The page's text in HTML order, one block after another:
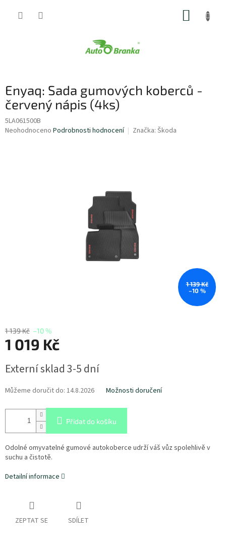
Enyaq: Sada gumových koberců -
červený nápis (4ks)
5LA061500B
Průměrné
Neohodnoceno Podrobnosti hodnocení Značka: Škoda
1 139 Kč
–10 %
1 139 Kč –10 %
1 019 Kč
cena:
Externí sklad 3-5 dní
Můžeme doručit do: 14.8.2026 Možnosti doručení
Přidat do košíku
Odolné omyvatelné gumové autokoberce udrží váš vůz spolehlivě v
suchu a čistotě.
Detailní informace
ZEPTAT SE SDÍLET